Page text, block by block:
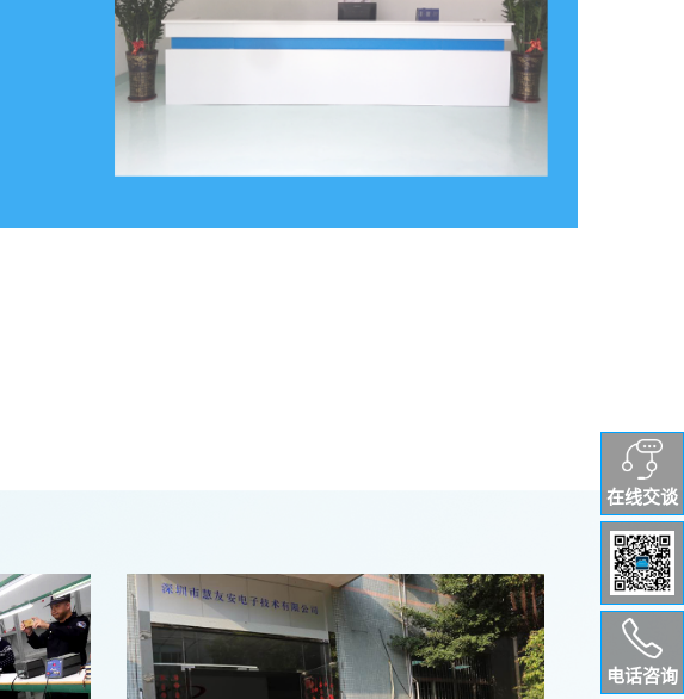
在线交谈
电话咨询